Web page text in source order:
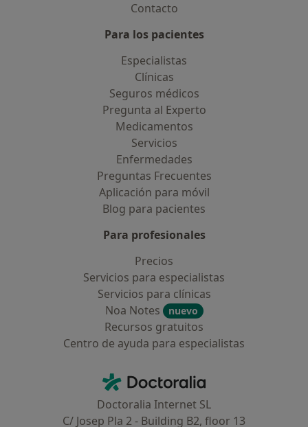
Contacto
Para los pacientes
Especialistas
Clínicas
Seguros médicos
Pregunta al Experto
Medicamentos
Servicios
Enfermedades
Preguntas Frecuentes
Aplicación para móvil
Blog para pacientes
Para profesionales
Precios
Servicios para especialistas
Servicios para clínicas
Noa Notes
nuevo
Recursos gratuitos
Centro de ayuda para especialistas
Doctoralia - Página de inicio
Doctoralia Internet SL
C/ Josep Pla 2 - Building B2, floor 13